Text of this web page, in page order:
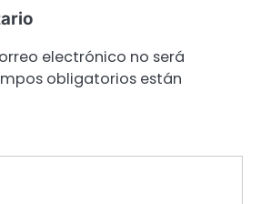
electrónico no será
obligatorios están